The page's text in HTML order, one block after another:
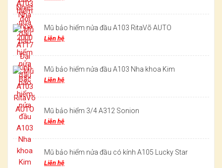
Mũ bảo hiểm nửa đầu A103 RitaVõ AUTO
Liên hệ
Mũ bảo hiểm nửa đầu A103 Nha khoa Kim
Liên hệ
Mũ bảo hiểm 3/4 A312 Sonion
Liên hệ
Mũ bảo hiểm nửa đầu có kính A105 Lucky Star
Liên hệ